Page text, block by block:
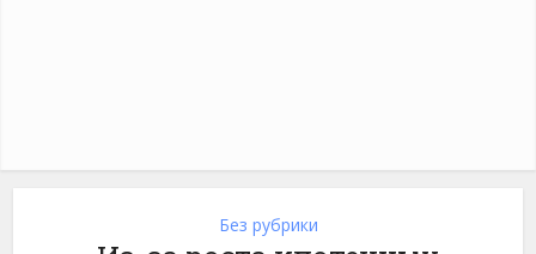
Без рубрики